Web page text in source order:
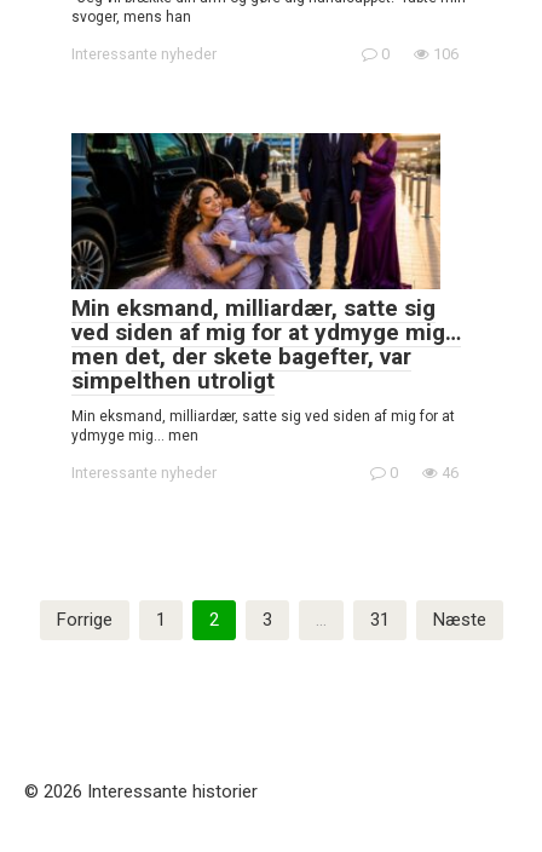
svoger, mens han
Interessante nyheder 0 106
Min eksmand, milliardær, satte sig
ved siden af mig for at ydmyge mig…
men det, der skete bagefter, var
simpelthen utroligt
Min eksmand, milliardær, satte sig ved siden af mig for at
ydmyge mig… men
Interessante nyheder 0 46
Indlægsinddeling
Forrige 1 2 3 … 31 Næste
© 2026 Interessante historier